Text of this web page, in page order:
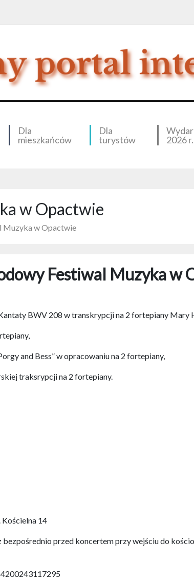
Dla
mieszkańców
Dla
turystów
2026 r.
w Opactwie
Muzyka w Opactwie
Festiwal Muzyka w
Kantaty BWV 208 w transkrypcji na 2 fortepiany Mary
and Bess” w opracowaniu na 2 fortepiany,
traksrypcji na 2 fortepiany.
14
przed koncertem przy wejściu do